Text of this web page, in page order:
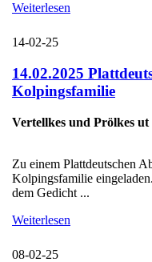
Weiterlesen
14-02-25
14.02.2025
Kolpingsfamilie
Vertellkes und Prölkes
Zu einem Plattdeutschen
Kolpingsfamilie
dem Gedicht ...
Weiterlesen
08-02-25